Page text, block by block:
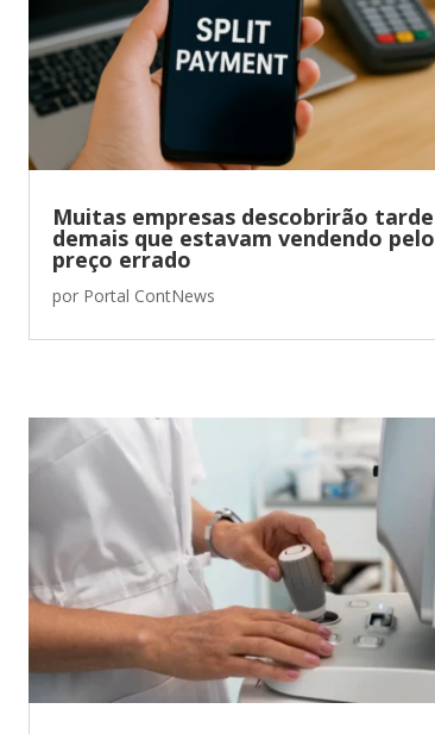
Muitas empresas descobrirão tarde
demais que estavam vendendo pelo
preço errado
por Portal ContNews